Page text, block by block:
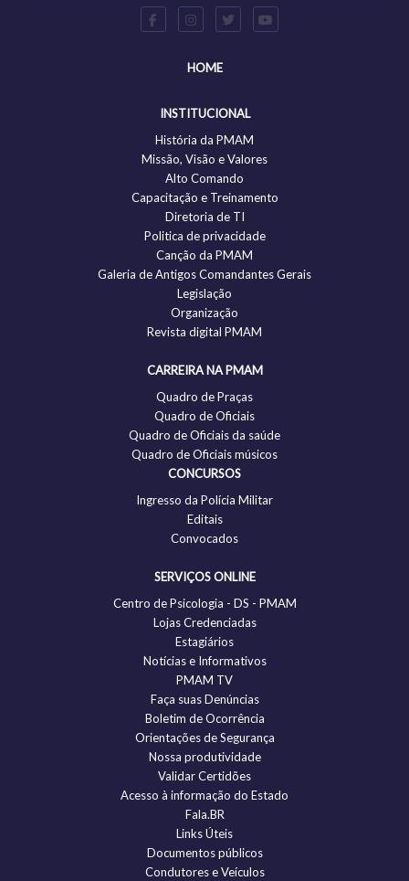
HOME
INSTITUCIONAL
História da PMAM
Missão, Visão e Valores
Alto Comando
Capacitação e Treinamento
Diretoria de TI
Politica de privacidade
Canção da PMAM
Galeria de Antigos Comandantes Gerais
Legislação
Organização
Revista digital PMAM
CARREIRA NA PMAM
Quadro de Praças
Quadro de Oficiais
Quadro de Oficiais da saúde
Quadro de Oficiais músicos
CONCURSOS
Ingresso da Polícia Militar
Editais
Convocados
SERVIÇOS ONLINE
Centro de Psicologia - DS - PMAM
Lojas Credenciadas
Estagiários
Notícias e Informativos
PMAM TV
Faça suas Denúncias
Boletim de Ocorrência
Orientações de Segurança
Nossa produtividade
Validar Certidões
Acesso à informação do Estado
Fala.BR
Links Úteis
Documentos públicos
Condutores e Veículos